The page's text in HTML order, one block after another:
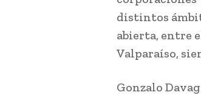
distintos
abierta, entre
Valparaíso,
Gonzalo